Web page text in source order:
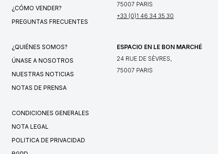
¿CÓMO VENDER?
PREGUNTAS FRECUENTES
75007 PARIS
+33 (0)1 46 34 35 30
¿QUIÉNES SOMOS?
ÚNASE A NOSOTROS
NUESTRAS NOTICIAS
NOTAS DE PRENSA
ESPACIO EN LE BON MARCHÉ
24 RUE DE SÈVRES,
75007 PARIS
CONDICIONES GENERALES
NOTA LEGAL
POLITICA DE PRIVACIDAD